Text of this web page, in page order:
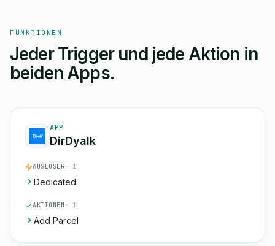
FUNKTIONEN
Jeder Trigger und jede Aktion in
beiden Apps.
APP
DirDyalk
AUSLÖSER· 1
Dedicated
AKTIONEN · 1
Add Parcel